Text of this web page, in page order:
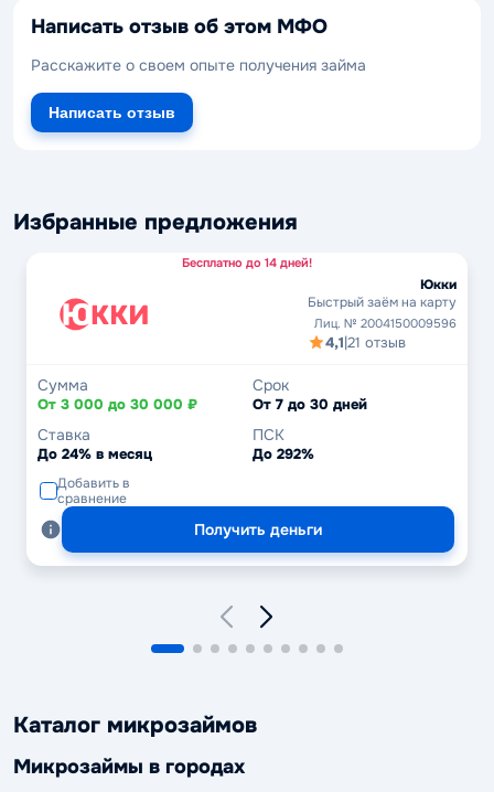
Написать отзыв об этом МФО
Расскажите о своем опыте получения займа
Написать отзыв
Избранные предложения
Бесплатно до 14 дней!
Юкки
Быстрый заём на карту
Лиц. № 2004150009596
4,1|21 отзыв
Сумма
От 3 000 до 30 000 ₽
Срок
От 7 до 30 дней
Ставка
До 24% в месяц
ПСК
До 292%
Добавить в
сравнение
Получить деньги
Каталог микрозаймов
Микрозаймы в городах